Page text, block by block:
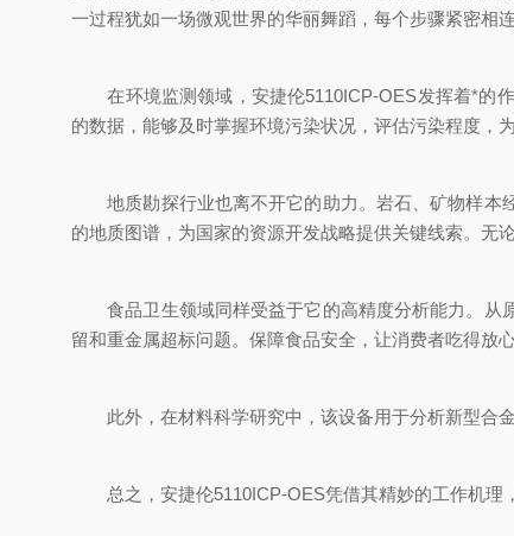
一过程犹如一场微观世界的华丽舞蹈，每个步骤紧密相
在环境监测领域，安捷伦5110ICP-OES发挥着*的作
的数据，能够及时掌握环境污染状况，评估污染程度，
地质勘探行业也离不开它的助力。岩石、矿物样本
的地质图谱，为国家的资源开发战略提供关键线索。无
食品卫生领域同样受益于它的高精度分析能力。从
留和重金属超标问题。保障食品安全，让消费者吃得放
此外，在材料科学研究中，该设备用于分析新型合金
总之，安捷伦5110ICP-OES凭借其精妙的工作机理